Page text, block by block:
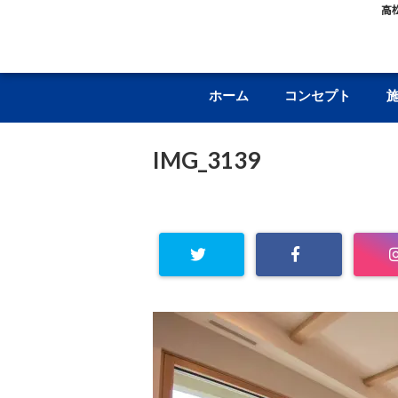
高
ホーム コンセプト
IMG_3139